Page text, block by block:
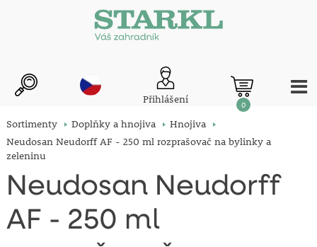
Přihlášení 0
Sortimenty Doplňky a hnojiva
Hnojiva
Neudosan Neudorff AF - 250 ml rozprašovač na bylinky a
zeleninu
Neudosan Neudorff
AF - 250 ml